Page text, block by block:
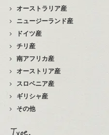
オーストラリア産
ニュージーランド産
ドイツ産
チリ産
南アフリカ産
オーストリア産
スロベニア産
ギリシャ産
その他